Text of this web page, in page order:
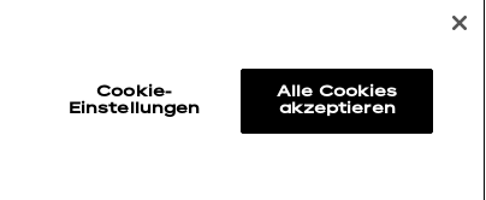
Cookie-
Einstellungen
Alle Cookies
akzeptieren